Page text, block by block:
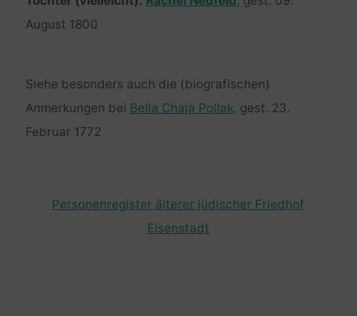
August 1800
Siehe besonders auch die (biografischen)
Anmerkungen bei Bella Chaja Pollak, gest. 23.
Februar 1772
Personenregister älterer jüdischer Friedhof
Eisenstadt